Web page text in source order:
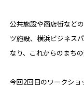
公共施設や商店街など
ツ施設、横浜ビジネス
なり、これからのまち
今回2回目のワークショ